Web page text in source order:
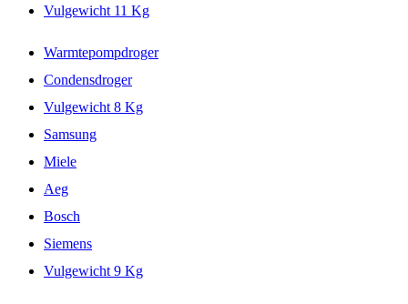
Vulgewicht 11 Kg
Warmtepompdroger
Condensdroger
Vulgewicht 8 Kg
Samsung
Miele
Aeg
Bosch
Siemens
Vulgewicht 9 Kg